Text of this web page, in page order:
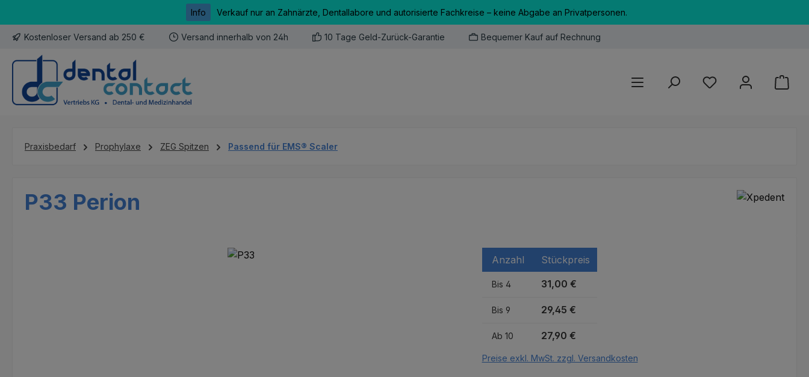
Info Verkauf nur an Zahnärzte, Dentallabore und autorisierte Fachkreise – keine Abgabe an Privatpersonen.
Kostenloser Versand ab 250 € Versand innerhalb von 24h 10 Tage Geld-Zurück-Garantie Bequemer Kauf auf Rechnung
Du hast 0 Produkte
Praxisbedarf Prophylaxe ZEG Spitzen Passend für EMS® Scaler
P33 Perion
Anzahl Stückpreis
Bis 4 31,00 €
Bis 9 29,45 €
Ab 10 27,90 €
Preise exkl. MwSt. zzgl. Versandkosten